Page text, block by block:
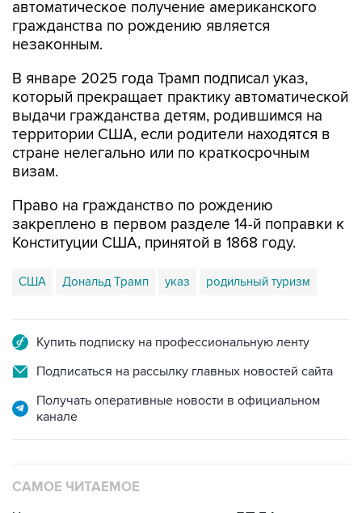
автоматическое получение американского
гражданства по рождению является
незаконным.
В январе 2025 года Трамп подписал указ,
который прекращает практику автоматической
выдачи гражданства детям, родившимся на
территории США, если родители находятся в
стране нелегально или по краткосрочным
визам.
Право на гражданство по рождению
закреплено в первом разделе 14-й поправки к
Конституции США, принятой в 1868 году.
США Дональд Трамп указ родильный туризм
Купить подписку на профессиональную ленту
Подписаться на рассылку главных новостей сайта
Получать оперативные новости в официальном
канале
САМОЕ ЧИТАЕМОЕ